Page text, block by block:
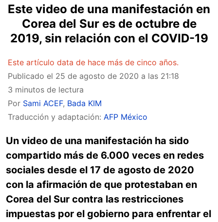
Este video de una manifestación en
Corea del Sur es de octubre de
2019, sin relación con el COVID-19
Este artículo data de hace más de cinco años.
Publicado el 25 de agosto de 2020 a las 21:18
3 minutos de lectura
Por Sami ACEF, Bada KIM
Traducción y adaptación: AFP México
Un video de una manifestación ha sido
compartido más de 6.000 veces en redes
sociales desde el 17 de agosto de 2020
con la afirmación de que protestaban en
Corea del Sur contra las restricciones
impuestas por el gobierno para enfrentar el